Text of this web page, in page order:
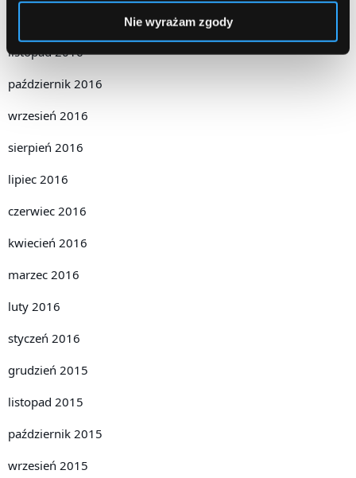
Nie wyrażam zgody
listopad 2016
październik 2016
wrzesień 2016
sierpień 2016
lipiec 2016
czerwiec 2016
kwiecień 2016
marzec 2016
luty 2016
styczeń 2016
grudzień 2015
listopad 2015
październik 2015
wrzesień 2015